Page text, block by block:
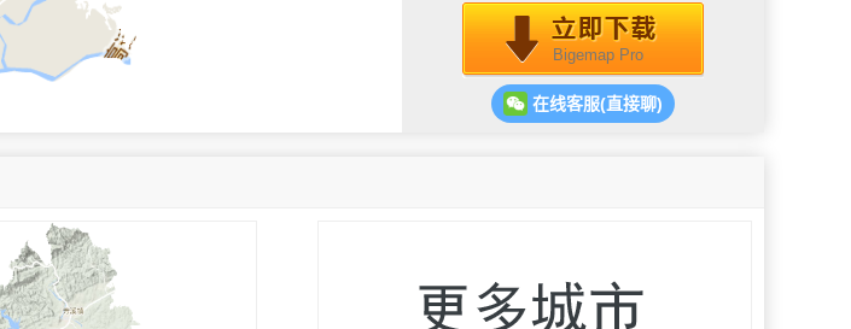
Bigemap Pro
在线客服(直接聊)